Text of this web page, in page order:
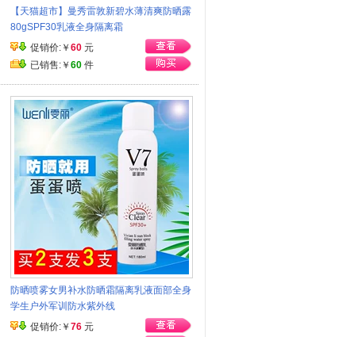
【天猫超市】曼秀雷敦新碧水薄清爽防晒露
80gSPF30乳液全身隔离霜
促销价:￥ 60 元
已销售:￥ 60 件
防晒喷雾女男补水防晒霜隔离乳液面部全身
学生户外军训防水紫外线
促销价:￥ 76 元